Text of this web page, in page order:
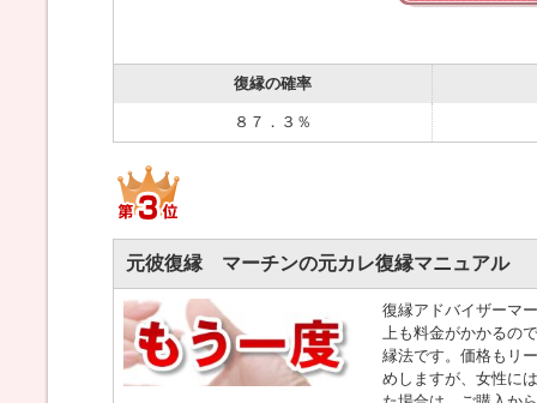
復縁の確率
８７．３％
元彼復縁 マーチンの元カレ復縁マニュアル
復縁アドバイザーマ
上も料金がかかるの
縁法です。価格もリ
めしますが、女性に